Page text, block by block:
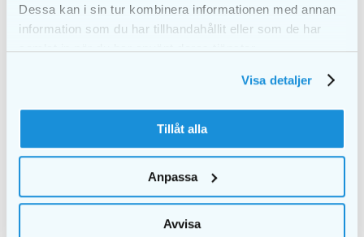
Dessa kan i sin tur kombinera informationen med annan
information som du har tillhandahållit eller som de har
samlat in när du har använt deras tjänster.
Visa detaljer
Tillåt alla
Anpassa
Avvisa
EKULF Hair comb 15
NATURA RoundBrush
€6,50